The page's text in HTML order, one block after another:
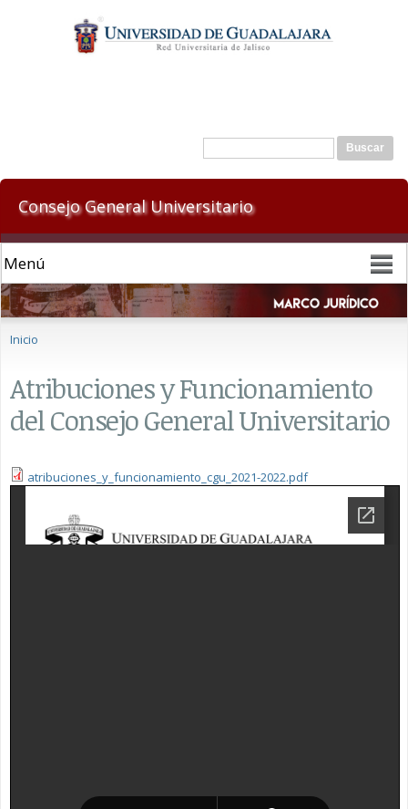
contenido
principal
Formulario de búsqueda
Buscar
Consejo General Universitario
Inicio
Atribuciones y Funcionamiento
del Consejo General Universitario
atribuciones_y_funcionamiento_cgu_2021-2022.pdf